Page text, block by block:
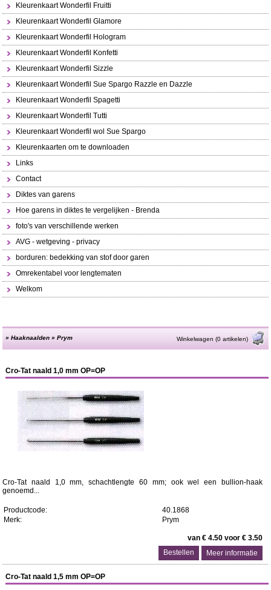
Kleurenkaart Wonderfil Fruitti
Kleurenkaart Wonderfil Glamore
Kleurenkaart Wonderfil Hologram
Kleurenkaart Wonderfil Konfetti
Kleurenkaart Wonderfil Sizzle
Kleurenkaart Wonderfil Sue Spargo Razzle en Dazzle
Kleurenkaart Wonderfil Spagetti
Kleurenkaart Wonderfil Tutti
Kleurenkaart Wonderfil wol Sue Spargo
Kleurenkaarten om te downloaden
Links
Contact
Diktes van garens
Hoe garens in diktes te vergelijken - Brenda
foto's van verschillende werken
AVG - wetgeving - privacy
borduren: bedekking van stof door garen
Omrekentabel voor lengtematen
Welkom
»Haaknaalden »Prym Winkelwagen (0 artikelen)
Cro-Tat naald 1,0 mm OP=OP
Cro-Tat naald 1,0 mm, schachtlengte 60 mm; ook wel een bullion-haak
genoemd...
Productcode:
40.1868
Merk:
Prym
van € 4.50 voor € 3.50
Meer informatie
Cro-Tat naald 1,5 mm OP=OP